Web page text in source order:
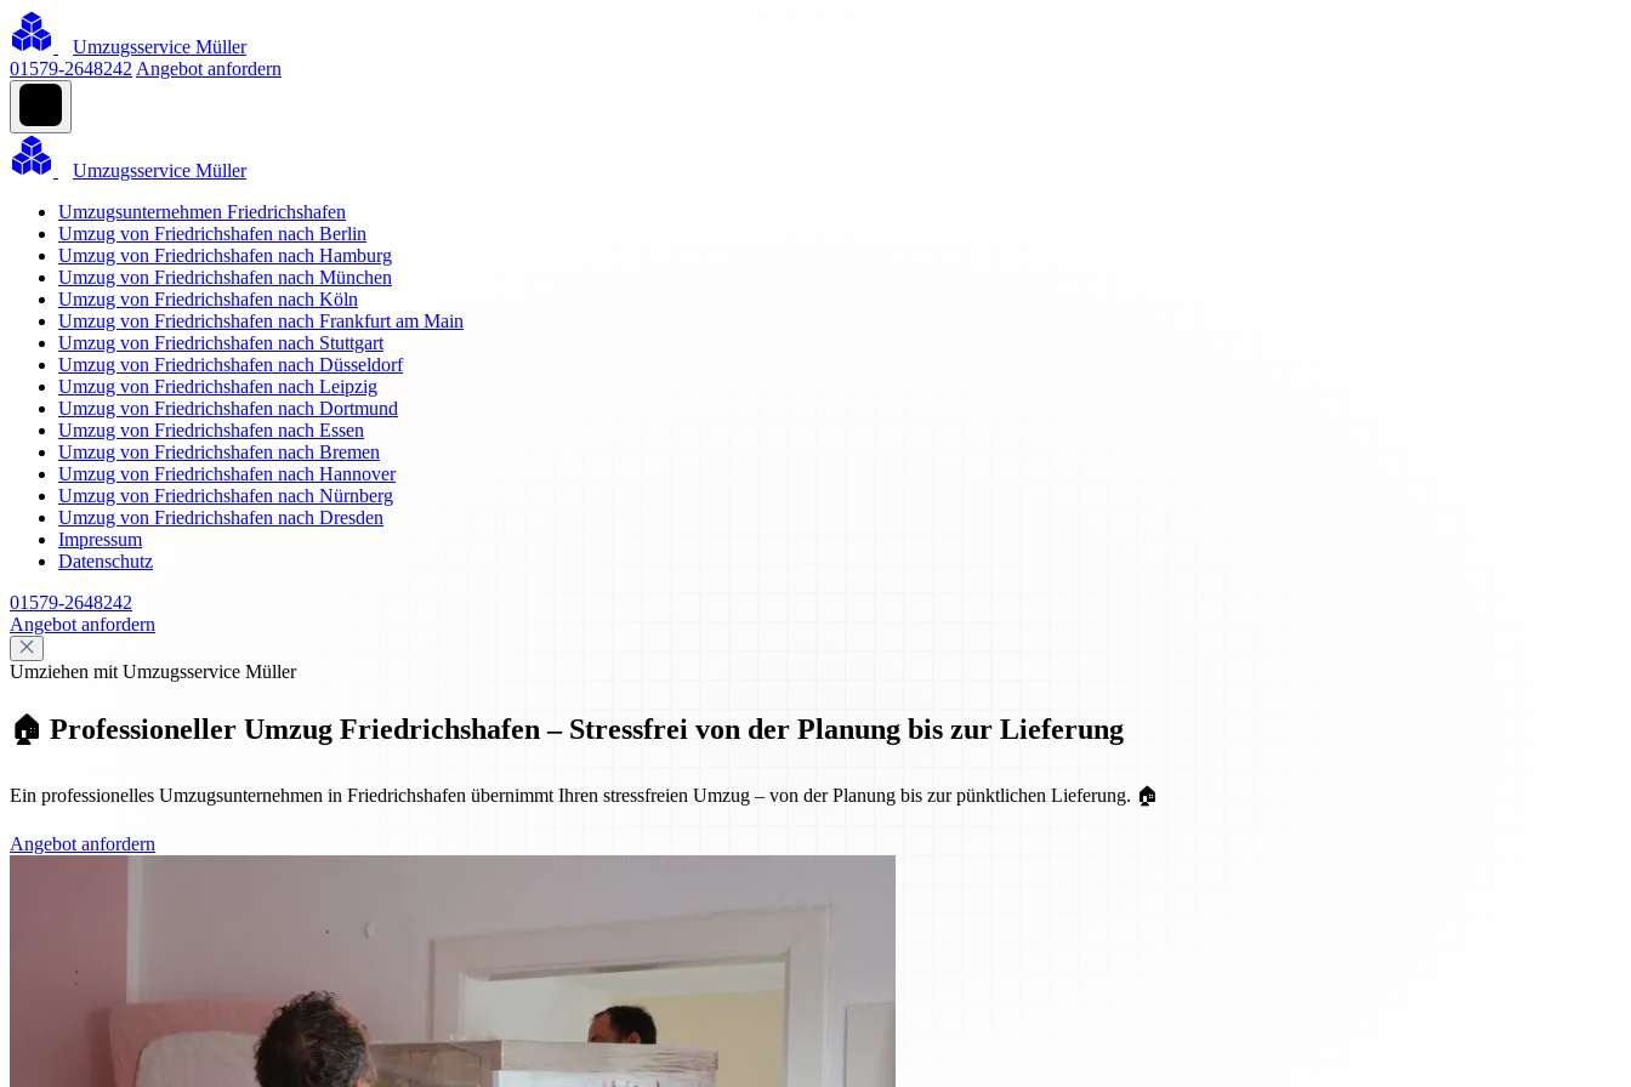
Umzugsservice Müller
01579-2648242 Angebot anfordern
Umzugsservice Müller
Umzugsunternehmen Friedrichshafen
Umzug von Friedrichshafen nach Berlin
Umzug von Friedrichshafen nach Hamburg
Umzug von Friedrichshafen nach München
Umzug von Friedrichshafen nach Köln
Umzug von Friedrichshafen nach Frankfurt am Main
Umzug von Friedrichshafen nach Stuttgart
Umzug von Friedrichshafen nach Düsseldorf
Umzug von Friedrichshafen nach Leipzig
Umzug von Friedrichshafen nach Dortmund
Umzug von Friedrichshafen nach Essen
Umzug von Friedrichshafen nach Bremen
Umzug von Friedrichshafen nach Hannover
Umzug von Friedrichshafen nach Nürnberg
Umzug von Friedrichshafen nach Dresden
Impressum
Datenschutz
01579-2648242
Angebot anfordern
Umziehen mit Umzugsservice Müller
🏠 Professioneller Umzug Friedrichshafen – Stressfrei von der Planung bis zur Lieferung
Ein professionelles Umzugsunternehmen in Friedrichshafen übernimmt Ihren stressfreien Umzug – von der Planung bis zur pünktlichen Lieferung. 🏠
Angebot anfordern